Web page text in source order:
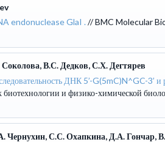
endonuclease GlaI .// BMC Molecular
В.С. Дедков, С.Х. Дегтярев
ДНК 5’-G(5mC)N^GC-3’ и
биотехнологии и физико-химической
С.С. Охапкина, Д.А. Гончар,